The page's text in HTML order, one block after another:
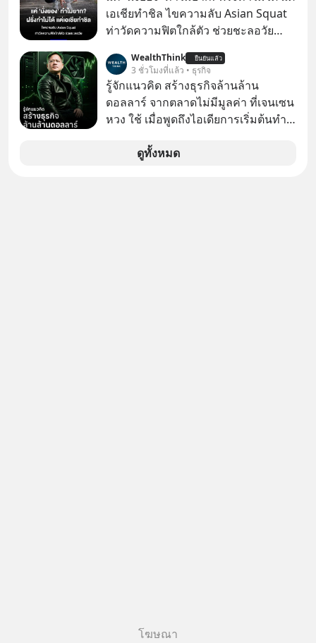
สู้ เพื่อรักษาอาการป่วยของตนอย่างเต็ม
ที่
เอเชียทำชิล ไขความลับ Asian Squat
ท่าวัดความฟิตใกล้ตัว ช่วยชะลอวัย
ต่างชาติที่พยายามทำ “Asian Squat”
หรือการนั่งยองแบบคนเอเชีย แต่สุดท้าย
ก็เสียการทรงตัว ล้มหงายหลัง หรือไม่ก็
ต้องยกส้นเท้าขึ้น เพราะไม่สามารถนั่ง
ค้างในท่านั้นได้
WealthThink ยืนยันแล้ว
3 ชั่วโมงที่แล้ว • ธุรกิจ
รู้จักแนวคิด สร้างธุรกิจล้านล้าน
ดอลลาร์ จากตลาดไม่มีมูลค่า ที่เจนเซน
หวง ใช้ เมื่อพูดถึงไอเดียการเริ่มต้นทำ
ทำธุรกิจที่อยู่ในตลาดใหญ่ ๆ ที่ต้องมี
ดูทั้งหมด
โฆษณา